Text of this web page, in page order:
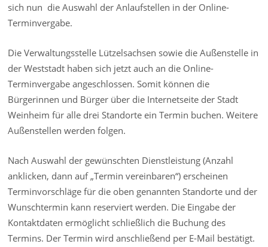
sich nun die Auswahl der Anlaufstellen in der Online-
Terminvergabe.
Die Verwaltungsstelle Lützelsachsen sowie die Außenstelle in
der Weststadt haben sich jetzt auch an die Online-
Terminvergabe angeschlossen. Somit können die
Bürgerinnen und Bürger über die Internetseite der Stadt
Weinheim für alle drei Standorte ein Termin buchen. Weitere
Außenstellen werden folgen.
Nach Auswahl der gewünschten Dienstleistung (Anzahl
anklicken, dann auf „Termin vereinbaren“) erscheinen
Terminvorschläge für die oben genannten Standorte und der
Wunschtermin kann reserviert werden. Die Eingabe der
Kontaktdaten ermöglicht schließlich die Buchung des
Termins. Der Termin wird anschließend per E-Mail bestätigt.